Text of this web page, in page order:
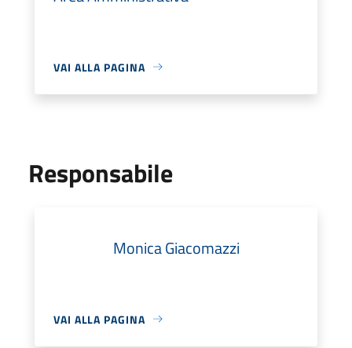
VAI ALLA PAGINA
Responsabile
Monica Giacomazzi
VAI ALLA PAGINA